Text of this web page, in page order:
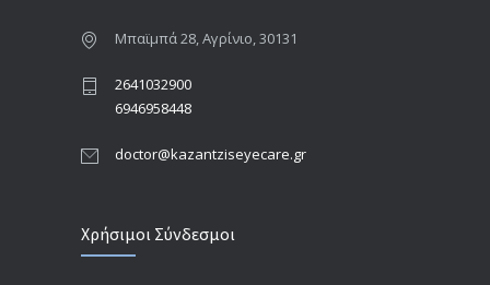
Μπαϊμπά 28, Αγρίνιο, 30131
2641032900
6946958448
doctor@kazantziseyecare.gr
Χρήσιμοι Σύνδεσμοι